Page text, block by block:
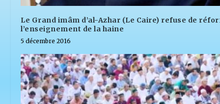
Le Grand imâm d’al-Azhar (Le Caire) refuse de
l’enseignement de la haine
5 décembre 2016